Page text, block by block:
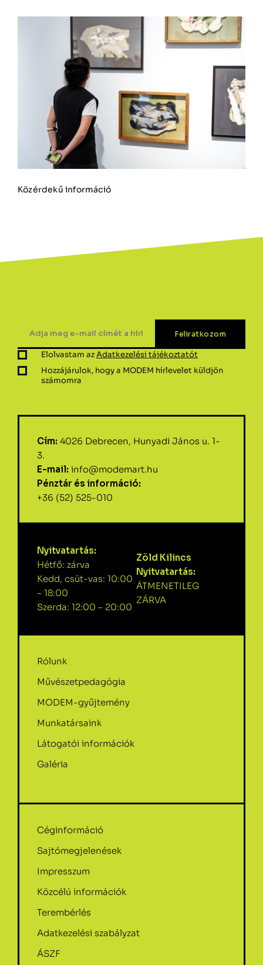
Közérdekű információ
Elolvastam azAdatkezelési tájékoztatót
Hozzájárulok, hogy a MODEM hírlevelet küldjön
számomra
Cím: 4026 Debrecen, Hunyadi János u. 1-
3.
E-mail: info@modemart.hu
Pénztár és információ:
+36 (52) 525-010
Nyitvatartás:
Hétfő: zárva
Kedd, csüt-vas: 10:00
– 18:00
Szerda: 12:00 – 20:00
Zöld Kilincs
Nyitvatartás:
ÁTMENETILEG
ZÁRVA
Rólunk
Művészetpedagógia
MODEM-gyűjtemény
Munkatársaink
Látogatói információk
Galéria
Céginformáció
Sajtómegjelenések
Impresszum
Közcélú információk
Terembérlés
Adatkezelési szabályzat
ÁSZF